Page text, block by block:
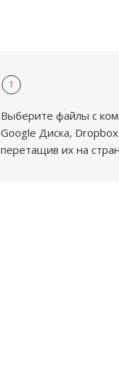
1
Выберите файлы с
Google Диска,
перетащив их на